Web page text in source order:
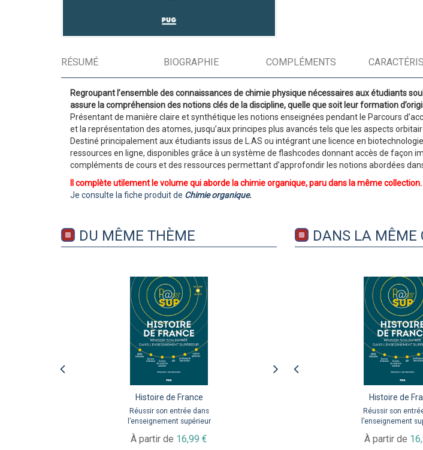
RÉSUMÉ BIOGRAPHIE COMPLÉMENTS
Regroupant l’ensemble des connaissances de chimie physique nécessaires aux étudiants
assure la compréhension des notions clés de la discipline, quelle que soit leur formation
Présentant de manière claire et synthétique les notions enseignées pendant le Parcours
et la représentation des atomes, jusqu’aux principes plus avancés tels que les aspects
Destiné principalement aux étudiants issus de L.AS ou intégrant une licence en
ressources en ligne, disponibles grâce à un système de flashcodes donnant accès de façon
compléments de cours et des ressources permettant d’approfondir les notions abordées
Il complète utilement le volume qui aborde la chimie organique, paru dans la même collection.
Je consulte la fiche produit de Chimie organique.
DU MÊME THÈME
Histoire de France
Réussir son entrée dans
l’enseignement supérieur
À partir de 16,99 €
Chimie
Réussir son année en
Santé – PASS, L.AS,
DANS LA MÊME
Mathématiques pour la
filière économique
Comprendre ces maths qui
régentent le monde
Histoire de
Réussir son
l’enseignement
À partir de
Chimie organique
Réussir son année en filière
Santé – PASS, L.AS, Biotech,
Chimie
Réussir son
Santé – PASS,